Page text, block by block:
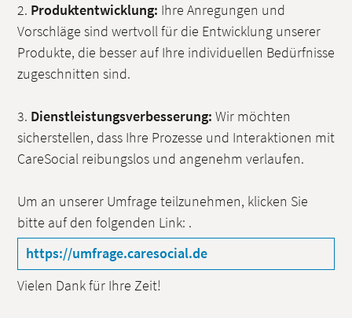
2. Produktentwicklung: Ihre Anregungen und
Vorschläge sind wertvoll für die Entwicklung unserer
Produkte, die besser auf Ihre individuellen Bedürfnisse
zugeschnitten sind.
3. Dienstleistungsverbesserung: Wir möchten
sicherstellen, dass Ihre Prozesse und Interaktionen mit
CareSocial reibungslos und angenehm verlaufen.
Um an unserer Umfrage teilzunehmen, klicken Sie
bitte auf den folgenden Link:
https://umfrage.caresocial.de
.
Vielen Dank für Ihre Zeit!